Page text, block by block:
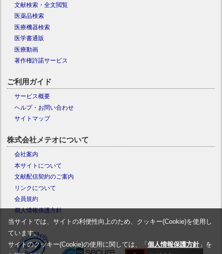
文献検索・全文閲覧
医薬品検索
医療機器検索
医学書通販
医療動画
著作権許諾サービス
ご利用ガイド
サービス概要
ヘルプ・お問い合わせ
サイトマップ
株式会社メテオについて
会社案内
本サイトについて
文献配信契約のご案内
リンクについて
会員規約
個人情報保護方針
当サイトでは、サイトの利便性向上のため、クッキー(Cookie)を使用し
ています。
サイトのクッキー(Cookie)の使用に関しては、「 個人情報保護方針」を